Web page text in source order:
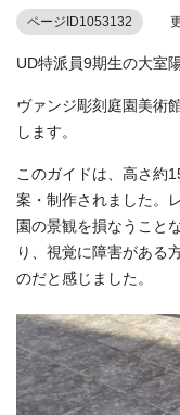
ページID1053132 更
UD特派員9期生の大室
ヴァンジ彫刻庭園美術
します。
このガイドは、高さ約
案・制作されました。
園の景観を損なうこと
り、視覚に障害がある
のだと感じました。